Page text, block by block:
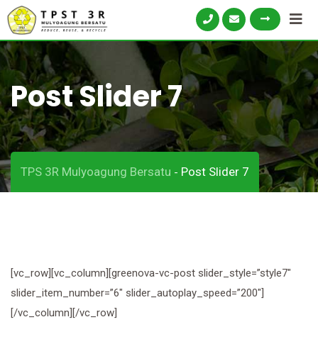
Skip
to
content
Post Slider 7
TPS 3R Mulyoagung Bersatu - Post Slider 7
[vc_row][vc_column][greenova-vc-post slider_style=”style7″
slider_item_number=”6″ slider_autoplay_speed=”200″]
[/vc_column][/vc_row]